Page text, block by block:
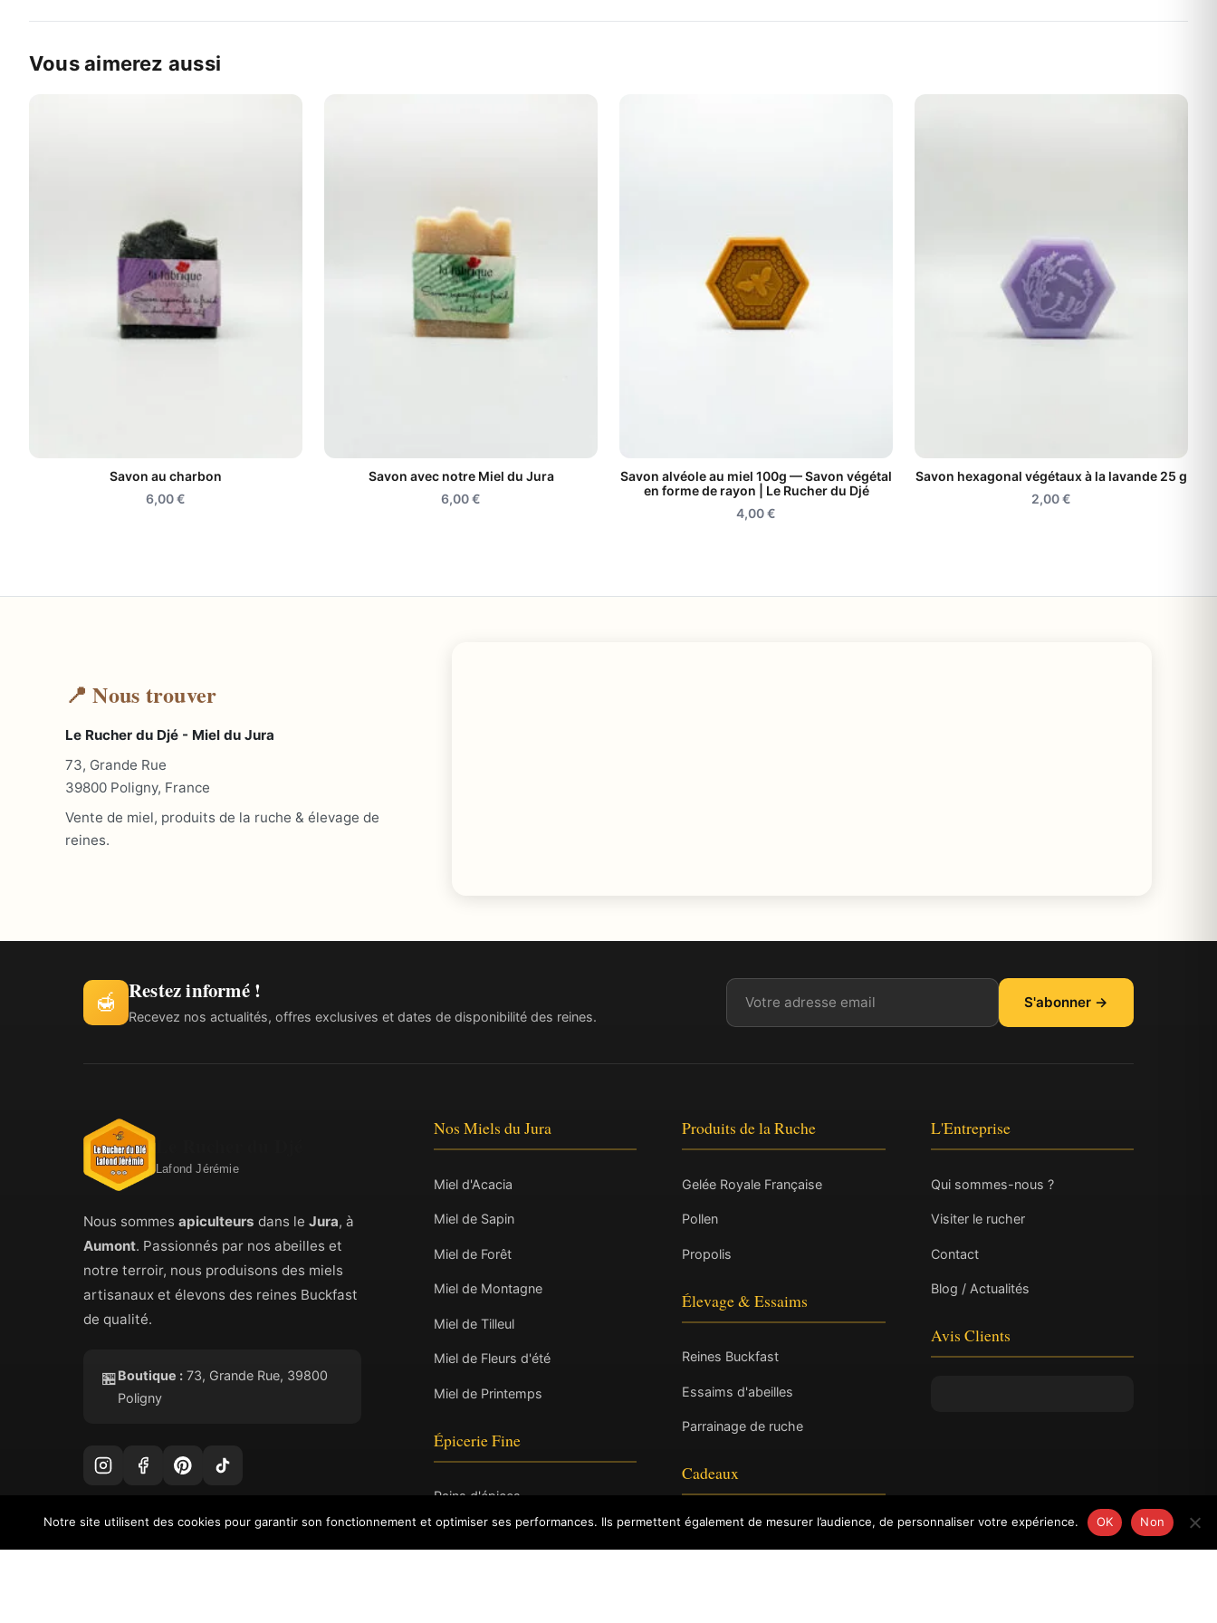
Vous aimerez aussi
Savon au charbon
6,00€
Savon avec notre Miel du Jura
6,00€
Savon alvéole au miel 100g — Savon végétal
en forme de rayon | Le Rucher du Djé
4,00€
Savon hexagonal végétaux à la lavande 25 g
2,00€
📍 Nous trouver
Le Rucher du Djé - Miel du Jura
73, Grande Rue
39800 Poligny, France
Vente de miel, produits de la ruche & élevage de
reines.
🍯 Restez informé !
Recevez nos actualités, offres exclusives et dates de disponibilité des reines.
Adresse email
S'abonner →
Lafond Jérémie
Nous sommes apiculteurs dans le Jura, à
Aumont. Passionnés par nos abeilles et
notre terroir, nous produisons des miels
artisanaux et élevons des reines Buckfast
de qualité.
🏪Boutique : 73, Grande Rue, 39800
Poligny
Nos Miels du Jura
Miel d'Acacia
Miel de Sapin
Miel de Forêt
Miel de Montagne
Miel de Tilleul
Miel de Fleurs d'été
Miel de Printemps
Épicerie Fine
Pains d'épices
Nougats
Produits de la Ruche
Gelée Royale Française
Pollen
Propolis
Élevage & Essaims
Reines Buckfast
Essaims d'abeilles
Parrainage de ruche
Cadeaux
Coffrets cadeaux
L'Entreprise
Qui sommes-nous ?
Visiter le rucher
Contact
Blog / Actualités
Avis Clients
Notre site utilisent des cookies pour garantir son fonctionnement et optimiser ses performances. Ils permettent également de mesurer l’audience, de personnaliser votre expérience. OK Non